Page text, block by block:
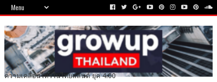
ความเคลื่อนไหวในไทยแลนด์ ยุค 4.00